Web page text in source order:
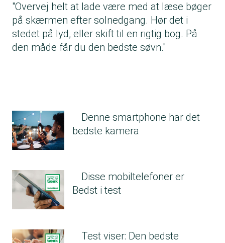
"Overvej helt at lade være med at læse bøger
på skærmen efter solnedgang. Hør det i
stedet på lyd, eller skift til en rigtig bog. På
den måde får du den bedste søvn."
Denne smartphone har det
bedste kamera
Disse mobiltelefoner er
Bedst i test
Test viser: Den bedste